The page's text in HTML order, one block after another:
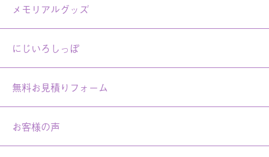
メモリアルグッズ
にじいろしっぽ
無料お見積りフォーム
お客様の声